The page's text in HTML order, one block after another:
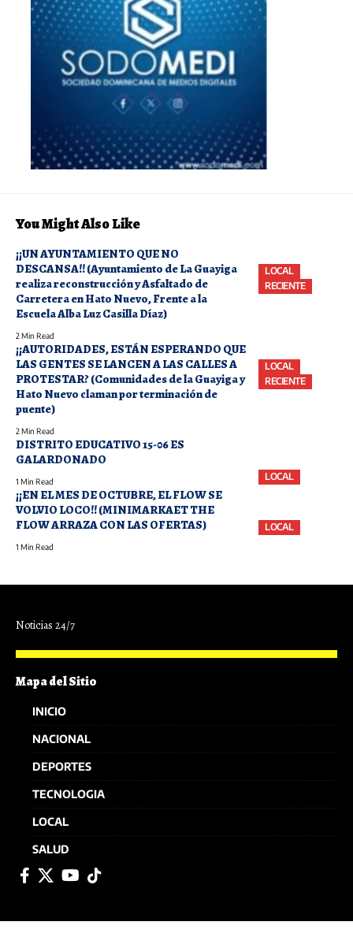
You Might Also Like
LOCAL
RECIENTE
¡¡UN AYUNTAMIENTO QUE NO
DESCANSA!! (Ayuntamiento de La Guayiga
realiza reconstrucción y Asfaltado de
Carretera en Hato Nuevo, Frente a la
Escuela Alba Luz Casilla Díaz)
2 Min Read
LOCAL
RECIENTE
¡¡AUTORIDADES, ESTÁN ESPERANDO QUE
LAS GENTES SE LANCEN A LAS CALLES A
PROTESTAR? (Comunidades de la Guayiga y
Hato Nuevo claman por terminación de
puente)
2 Min Read
LOCAL
DISTRITO EDUCATIVO 15-06 ES
GALARDONADO
1 Min Read
LOCAL
¡¡EN EL MES DE OCTUBRE, EL FLOW SE
VOLVIO LOCO!! (MINIMARKAET THE
FLOW ARRAZA CON LAS OFERTAS)
1 Min Read
Noticias 24/7
Mapa del Sitio
INICIO
NACIONAL
DEPORTES
TECNOLOGIA
LOCAL
SALUD